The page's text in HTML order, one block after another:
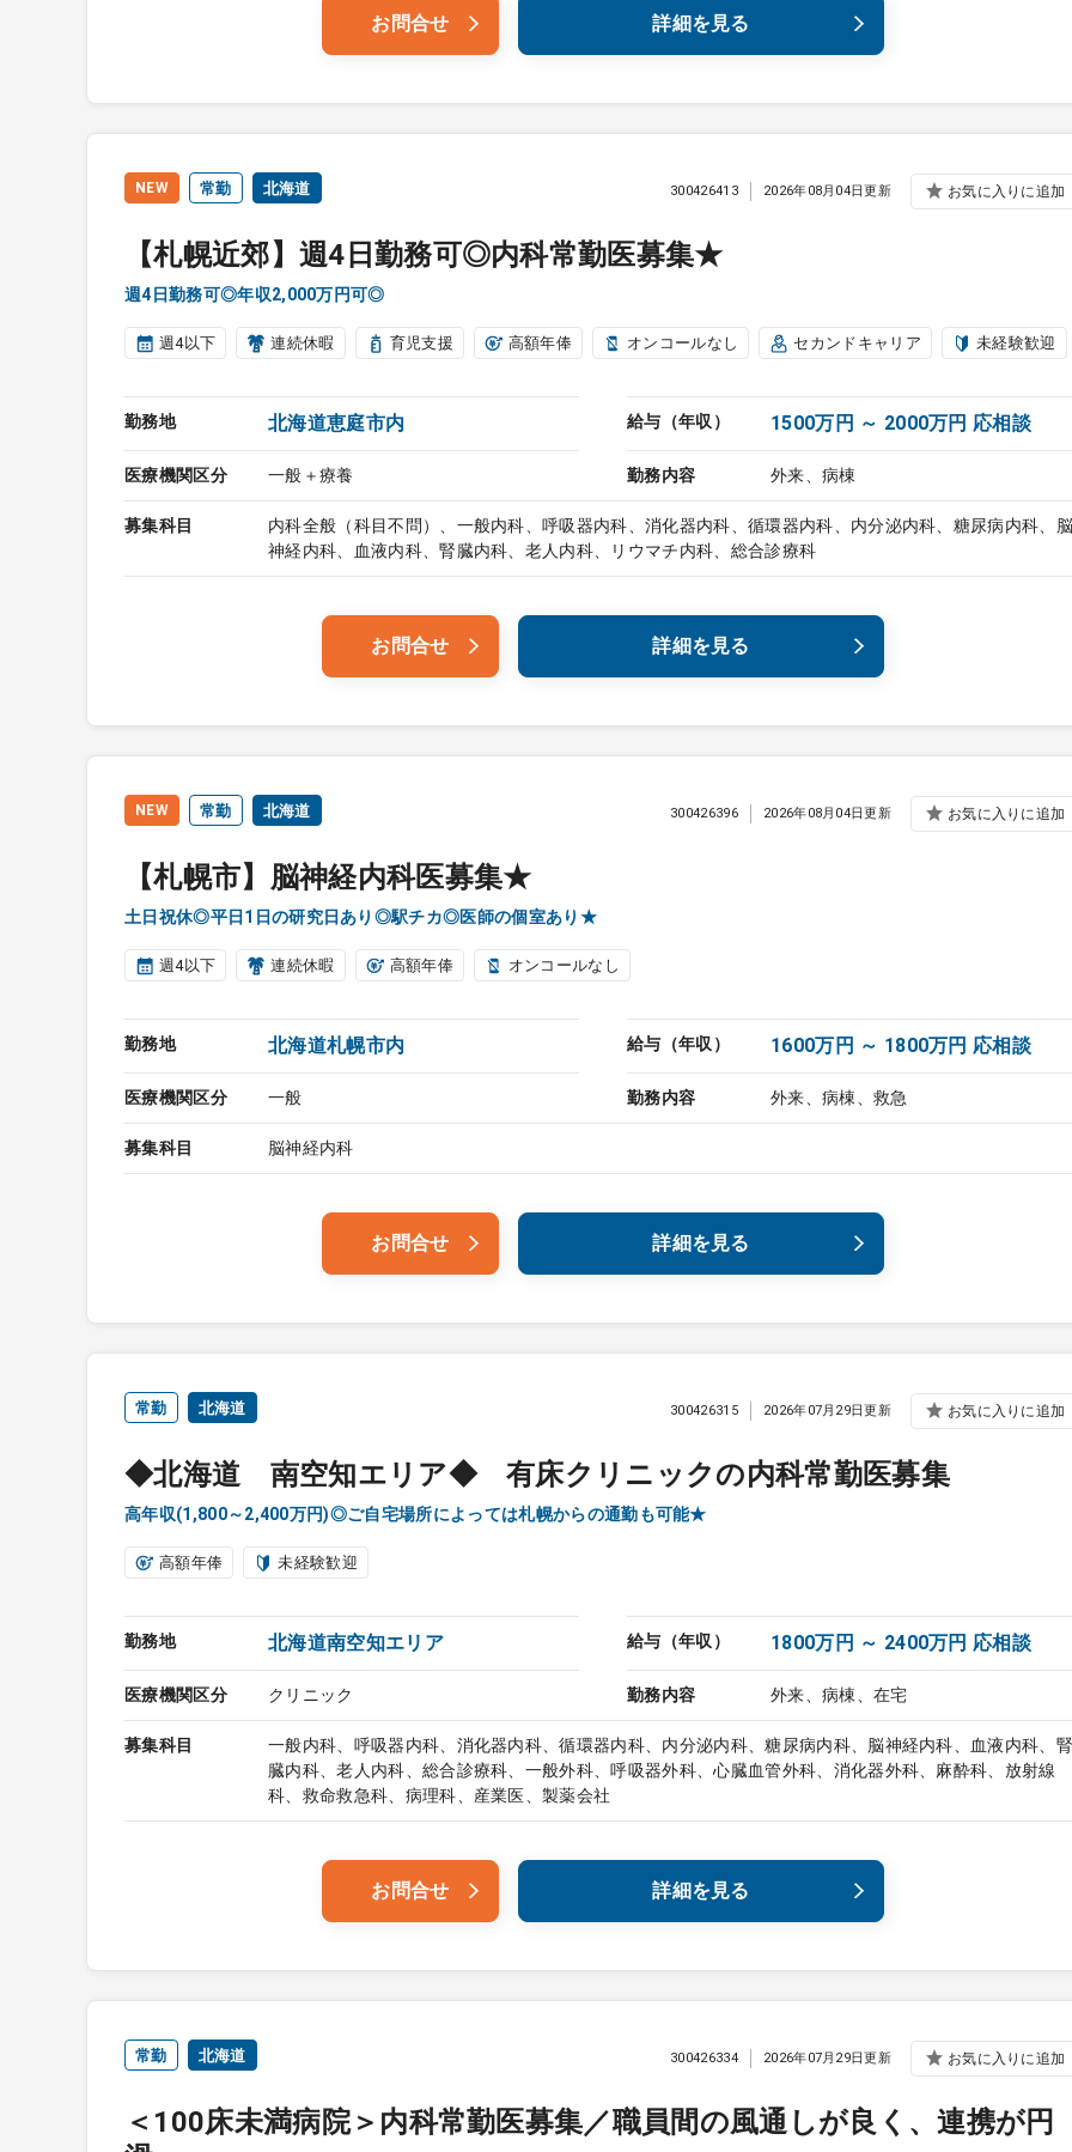
お問合せ 詳細を見る
NEW 常勤 北海道
【札幌近郊】週4日勤務可◎内科常勤医募集★
週4日勤務可◎年収2,000万円可◎
300426413 2026年08月04日更新 お気に入りに追加
週4以下 連続休暇 育児支援 高額年俸 オンコールなし セカンドキャリア 未経験歓迎
勤務地 北海道恵庭市内 給与（年収） 1500万円 ～ 2000万円 応相談
医療機関区分 一般＋療養 勤務内容 外来、病棟
募集科目
内科全般（科目不問）、一般内科、呼吸器内科、消化器内科、循環器内科、内分泌内科、糖尿病内科、
神経内科、血液内科、腎臓内科、老人内科、リウマチ内科、総合診療科
お問合せ 詳細を見る
NEW 常勤 北海道
【札幌市】脳神経内科医募集★
土日祝休◎平日1日の研究日あり◎駅チカ◎医師の個室あり★
300426396 2026年08月04日更新 お気に入りに追加
週4以下 連続休暇 高額年俸 オンコールなし
勤務地 北海道札幌市内 給与（年収） 1600万円 ～ 1800万円 応相談
医療機関区分 一般 勤務内容 外来、病棟、救急
募集科目 脳神経内科
お問合せ 詳細を見る
常勤 北海道
◆北海道 南空知エリア◆ 有床クリニックの内科常勤医募集
高年収(1,800～2,400万円)◎ご自宅場所によっては札幌からの通勤も可能★
300426315 2026年07月29日更新 お気に入りに追加
高額年俸 未経験歓迎
勤務地 北海道南空知エリア 給与（年収） 1800万円 ～ 2400万円 応相談
医療機関区分 クリニック 勤務内容 外来、病棟、在宅
募集科目
一般内科、呼吸器内科、消化器内科、循環器内科、内分泌内科、糖尿病内科、脳神経内科、血液内科、
臓内科、老人内科、総合診療科、一般外科、呼吸器外科、心臓血管外科、消化器外科、麻酔科、放射線
科、救命救急科、病理科、産業医、製薬会社
お問合せ 詳細を見る
常勤 北海道
＜100床未満病院＞内科常勤医募集／職員間の風通しが良く、連携が円
300426334 2026年07月29日更新 お気に入りに追加